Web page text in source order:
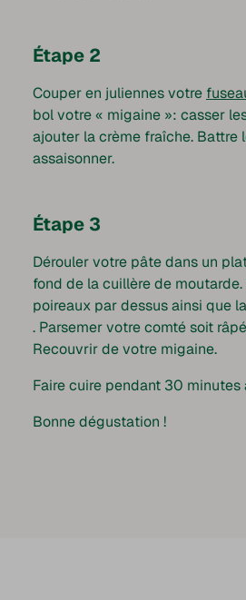
Étape 2
Couper en juliennes votre
bol votre « migaine »: casser
ajouter la crème fraîche. Battre
assaisonner.
Étape 3
Dérouler votre pâte dans un
fond de la cuillère de moutarde.
poireaux par dessus ainsi que
. Parsemer votre comté soit
Recouvrir de votre migaine.
Faire cuire pendant 30 minutes
Bonne dégustation !